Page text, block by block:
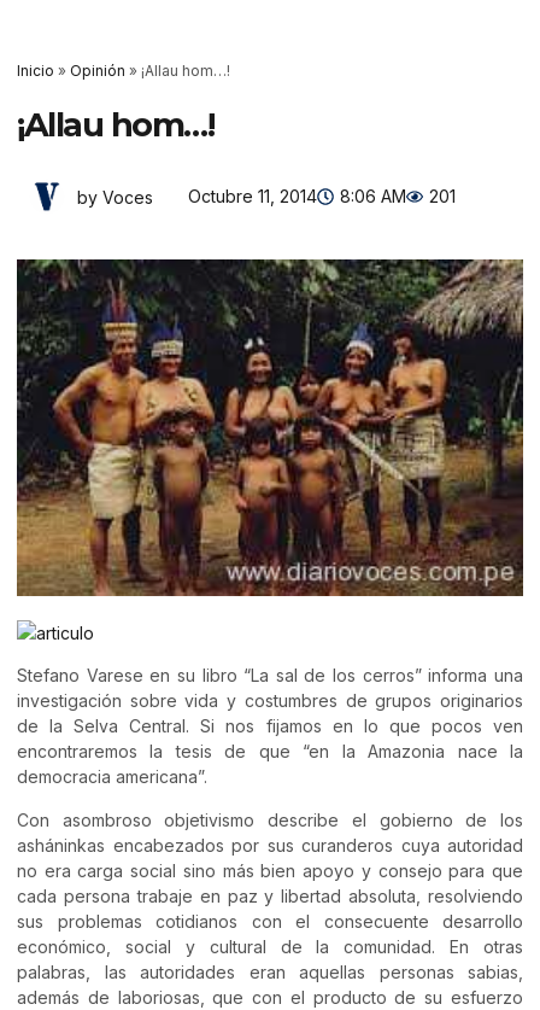
Inicio » Opinión » ¡Allau hom…!
¡Allau hom…!
by Voces Octubre 11, 2014 8:06 AM 201
Stefano Varese en su libro “La sal de los cerros” informa una
investigación sobre vida y costumbres de grupos originarios
de la Selva Central. Si nos fijamos en lo que pocos ven
encontraremos la tesis de que “en la Amazonia nace la
democracia americana”.
Con asombroso objetivismo describe el gobierno de los
asháninkas encabezados por sus curanderos cuya autoridad
no era carga social sino más bien apoyo y consejo para que
cada persona trabaje en paz y libertad absoluta, resolviendo
sus problemas cotidianos con el consecuente desarrollo
económico, social y cultural de la comunidad. En otras
palabras, las autoridades eran aquellas personas sabias,
además de laboriosas, que con el producto de su esfuerzo